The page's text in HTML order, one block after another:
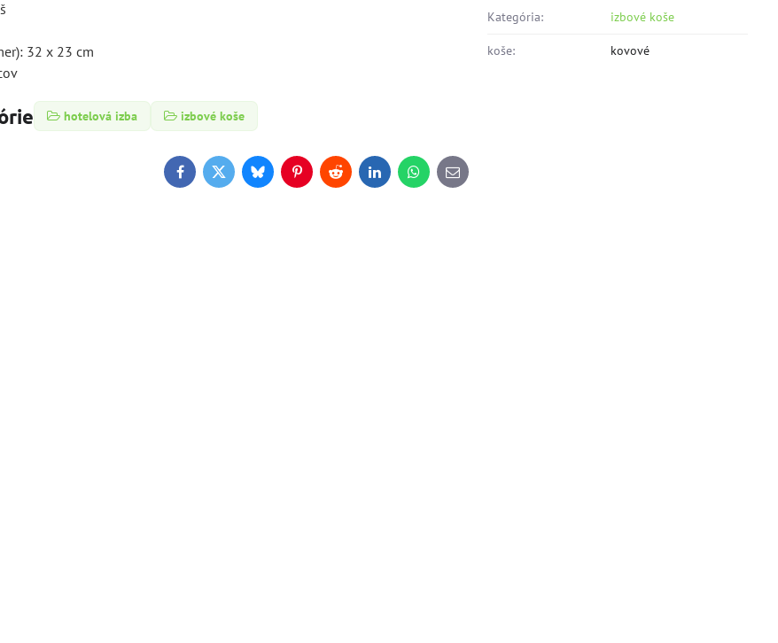
32 x 23 cm
hotelová izba izbové koše
Kategória: izbové koše
koše: kovové
FacebookTwitterBlueskyPinterestRedditLinkedInWhatsApp
E-
mail